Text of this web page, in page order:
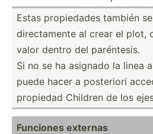
Estas propie­dades también
direct­amente al crear el plot,
valor dentro del parént­esis.
Si no se ha asignado la linea
puede hacer a posteriori
propiedad Children de los
Funciones externas